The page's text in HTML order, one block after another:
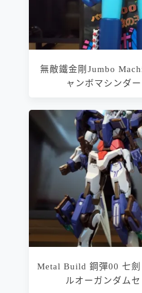
無敵鐵金剛Jumbo
ャンボマシンダ
Metal Build 鋼彈00 七
ルオーガンダム